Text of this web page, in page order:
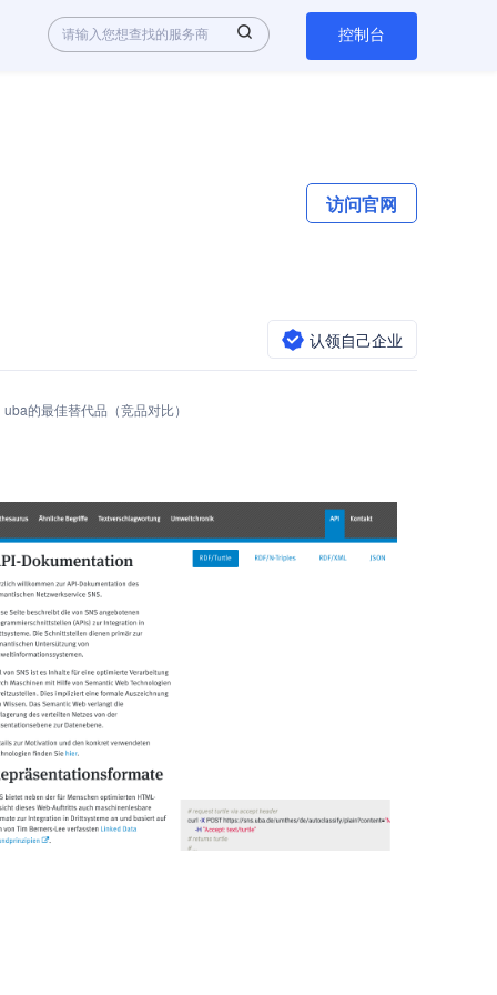
控制台
访问官网
认领自己企业
uba的最佳替代品（竞品对比）